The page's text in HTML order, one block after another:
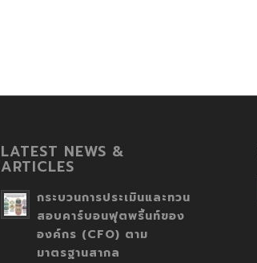
LATEST NEWS &
ARTICLES
กระบวนการประเมินและทวน
สอบคาร์บอนฟุตพริ้นท์ของ
องค์กร (CFO) ตาม
มาตรฐานสากล